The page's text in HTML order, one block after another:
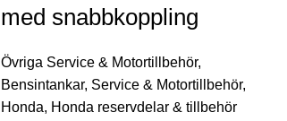
med snabbkoppling
Övriga Service & Motortillbehör,
Bensintankar, Service & Motortillbehör,
Honda, Honda reservdelar & tillbehör